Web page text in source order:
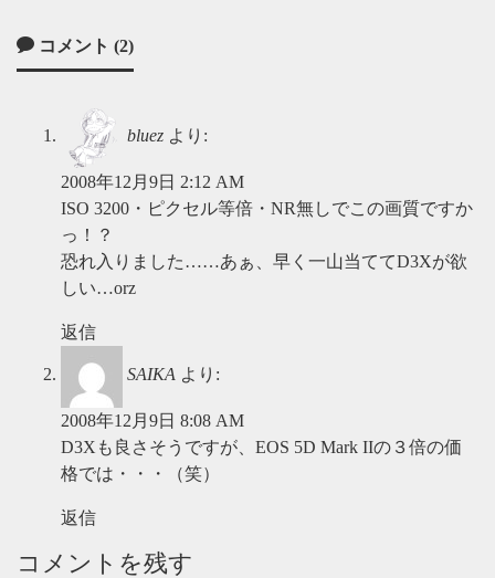
コメント (2)
bluez より:
2008年12月9日 2:12 AM
ISO 3200・ピクセル等倍・NR無しでこの画質ですか
っ！？
恐れ入りました……あぁ、早く一山当ててD3Xが欲
しい…orz
返信
SAIKA より:
2008年12月9日 8:08 AM
D3Xも良さそうですが、EOS 5D Mark IIの３倍の価
格では・・・（笑）
返信
コメントを残す